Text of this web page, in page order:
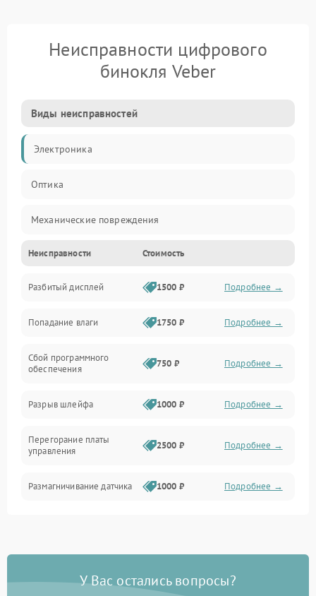
Неисправности цифрового
бинокля Veber
Виды неисправностей
Электроника
Оптика
Механические повреждения
Видео
Механика
Управление
Электропитание
Неисправности Стоимость
Разбитый дисплей 1500 ₽ Подробнее →
Попадание влаги 1750 ₽ Подробнее →
Сбой программного
обеспечения
750 ₽ Подробнее →
Разрыв шлейфа 1000 ₽ Подробнее →
Перегорание платы
управления
2500 ₽ Подробнее →
Размагничивание датчика 1000 ₽ Подробнее →
цветов дисплея
Подробнее →
У Вас остались вопросы?